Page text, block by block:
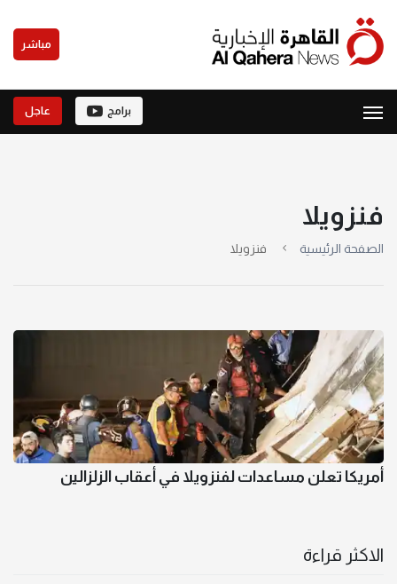
مباشر
برامج عاجل
فنزويلا
الصفحة الرئيسية فنزويلا
أمريكا تعلن مساعدات لفنزويلا في أعقاب الزلزالين
الاكثر قراءة